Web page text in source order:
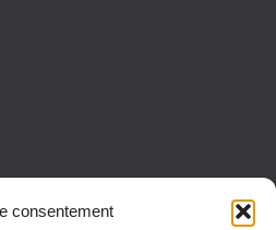
consentement